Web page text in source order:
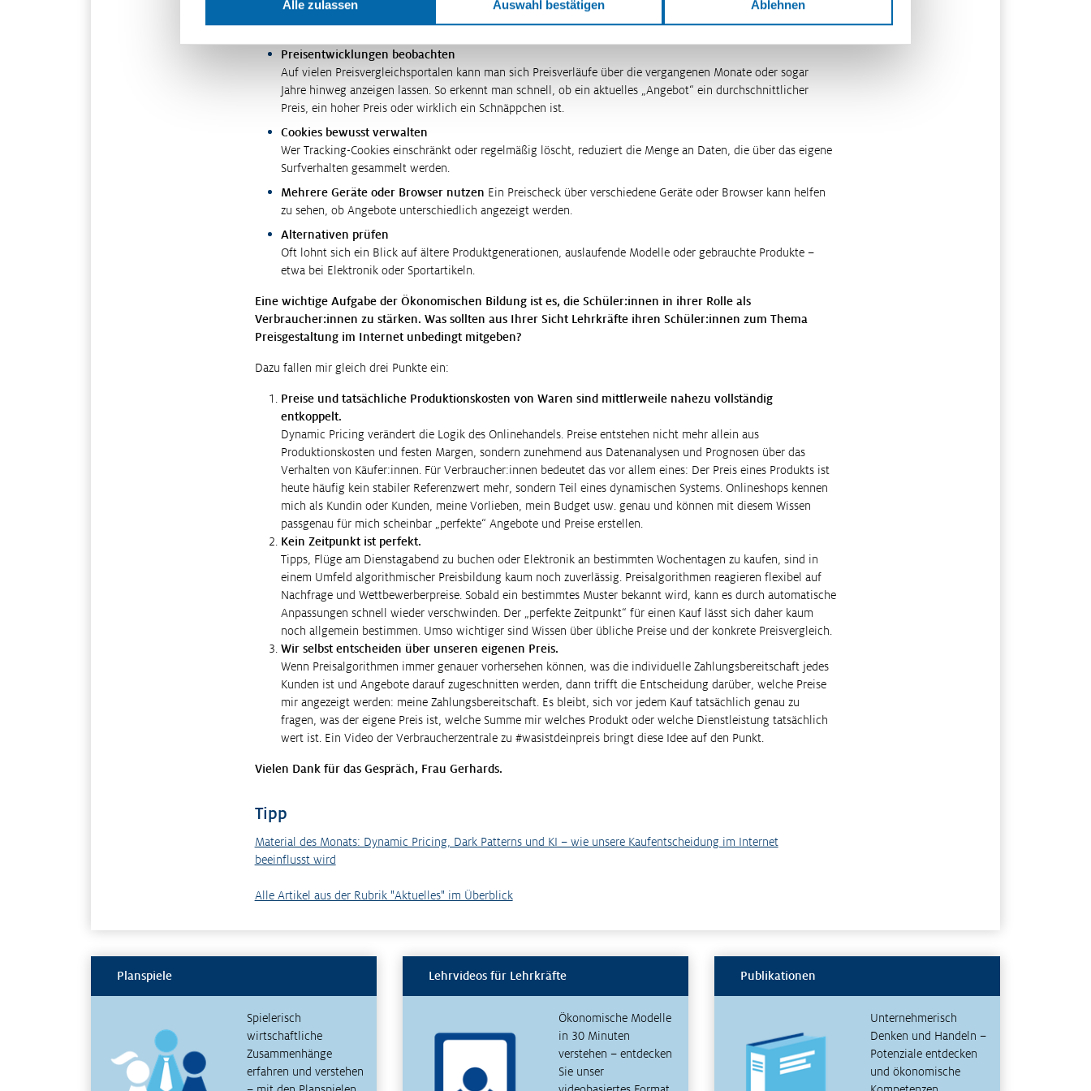
Ablehnen
Auswahl bestätigen
Alle zulassen
Es lohnt sich, Preise in mehreren Shops und über Preisvergleichsportale zu prüfen. Je flexibler man bei
Produktauswahl und Kaufzeitpunkt sein kann, umso eher kann man günstigere Preise finden.
Preisentwicklungen beobachten
Auf vielen Preisvergleichsportalen kann man sich Preisverläufe über die vergangenen Monate oder sogar
Jahre hinweg anzeigen lassen. So erkennt man schnell, ob ein aktuelles „Angebot“ ein durchschnittlicher
Preis, ein hoher Preis oder wirklich ein Schnäppchen ist.
Cookies bewusst verwalten
Wer Tracking-Cookies einschränkt oder regelmäßig löscht, reduziert die Menge an Daten, die über das eigene
Surfverhalten gesammelt werden.
Mehrere Geräte oder Browser nutzen Ein Preischeck über verschiedene Geräte oder Browser kann helfen
zu sehen, ob Angebote unterschiedlich angezeigt werden.
Alternativen prüfen
Oft lohnt sich ein Blick auf ältere Produktgenerationen, auslaufende Modelle oder gebrauchte Produkte –
etwa bei Elektronik oder Sportartikeln.
Eine wichtige Aufgabe der Ökonomischen Bildung ist es, die Schüler:innen in ihrer Rolle als
Verbraucher:innen zu stärken. Was sollten aus Ihrer Sicht Lehrkräfte ihren Schüler:innen zum Thema
Preisgestaltung im Internet unbedingt mitgeben?
Dazu fallen mir gleich drei Punkte ein:
Preise und tatsächliche Produktionskosten von Waren sind mittlerweile nahezu vollständig
entkoppelt.
Dynamic Pricing verändert die Logik des Onlinehandels. Preise entstehen nicht mehr allein aus
Produktionskosten und festen Margen, sondern zunehmend aus Datenanalysen und Prognosen über das
Verhalten von Käufer:innen. Für Verbraucher:innen bedeutet das vor allem eines: Der Preis eines Produkts ist
heute häufig kein stabiler Referenzwert mehr, sondern Teil eines dynamischen Systems. Onlineshops kennen
mich als Kundin oder Kunden, meine Vorlieben, mein Budget usw. genau und können mit diesem Wissen
passgenau für mich scheinbar „perfekte“ Angebote und Preise erstellen.
Kein Zeitpunkt ist perfekt.
Tipps, Flüge am Dienstagabend zu buchen oder Elektronik an bestimmten Wochentagen zu kaufen, sind in
einem Umfeld algorithmischer Preisbildung kaum noch zuverlässig. Preisalgorithmen reagieren flexibel auf
Nachfrage und Wettbewerberpreise. Sobald ein bestimmtes Muster bekannt wird, kann es durch automatische
Anpassungen schnell wieder verschwinden. Der „perfekte Zeitpunkt“ für einen Kauf lässt sich daher kaum
noch allgemein bestimmen. Umso wichtiger sind Wissen über übliche Preise und der konkrete Preisvergleich.
Wir selbst entscheiden über unseren eigenen Preis.
Wenn Preisalgorithmen immer genauer vorhersehen können, was die individuelle Zahlungsbereitschaft jedes
Kunden ist und Angebote darauf zugeschnitten werden, dann trifft die Entscheidung darüber, welche Preise
mir angezeigt werden: meine Zahlungsbereitschaft. Es bleibt, sich vor jedem Kauf tatsächlich genau zu
fragen, was der eigene Preis ist, welche Summe mir welches Produkt oder welche Dienstleistung tatsächlich
wert ist. Ein Video der Verbraucherzentrale zu #wasistdeinpreis bringt diese Idee auf den Punkt.
Vielen Dank für das Gespräch, Frau Gerhards.
Tipp
Material des Monats: Dynamic Pricing, Dark Patterns und KI – wie unsere Kaufentscheidung im Internet
beeinflusst wird
Alle Artikel aus der Rubrik "Aktuelles" im Überblick
Planspiele
Spielerisch
wirtschaftliche
Zusammenhänge
erfahren und verstehen
Lehrvideos für Lehrkräfte
Ökonomische Modelle
in 30 Minuten
verstehen – entdecken
Sie unser
Publikationen
Unternehmerisch
Denken und Handeln –
Potenziale entdecken
und ökonomische